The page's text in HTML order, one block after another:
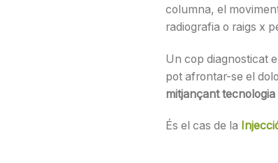
columna, el
radiografia o raigs x
Un cop diagnosticat
pot afrontar-se el
mitjançant
És el cas de la